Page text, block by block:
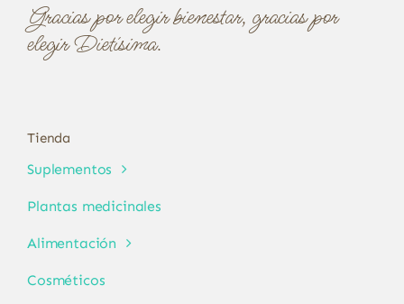
Gracias por elegir bienestar, gracias por
elegir Dietísima.
Tienda
Suplementos
Plantas medicinales
Alimentación
Cosméticos